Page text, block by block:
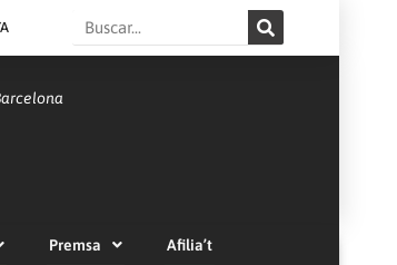
Search
Premsa Afilia’t